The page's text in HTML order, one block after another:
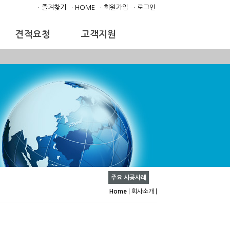
· 로그인
· 회원가입
· HOME
· 즐겨찾기
견적요청 고객지원
Home 회사소개
주요 시공사례